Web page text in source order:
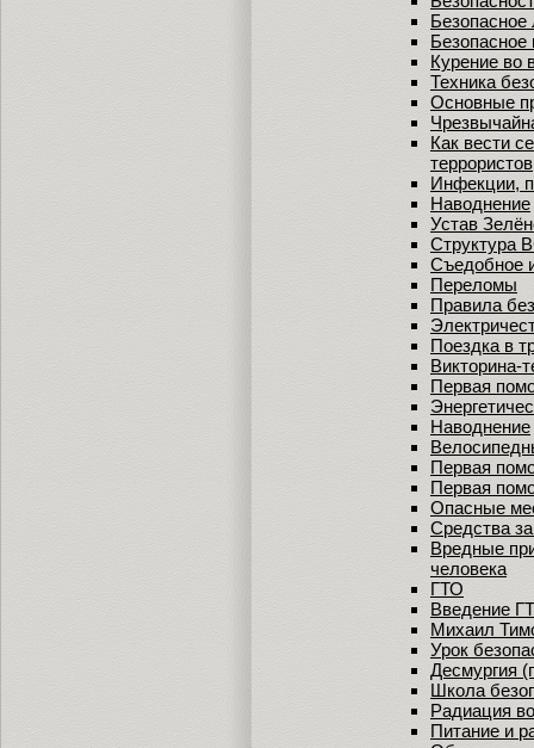
Безопасное
Безопасное
Курение во
Техника
Основные
Как вести
террористов
Инфекции,
Наводнение
Устав
Структура
Съедобное
Переломы
Правила
Поездка в
Викторина-
Первая
Наводнение
Первая
Первая
Опасные
Средства
Вредные
человека
ГТО
Введение
Михаил
Урок
Десмургия
Школа
Радиация
Питание и